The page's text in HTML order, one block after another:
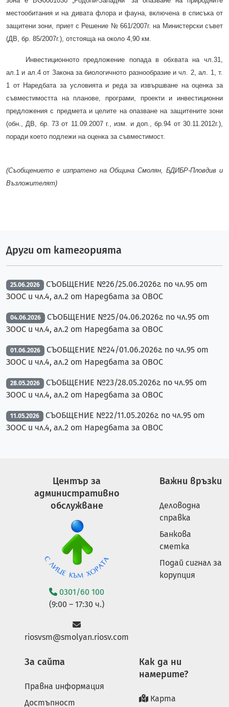
местообитания и на дивата флора и фауна, включена в списъка от
защитени зони, приет с Решение № 661/2007г. на Министерски съвет
(ДВ, бр. 85/2007г.), отстояща на около 4,90 км.
Инвестиционното предложение попада в обхвата на чл.31,
ал.1 и ал.4 от Закона за биологичното разнообразие и чл. 2, ал. 1, т.
1 от Наредбата за условията и реда за извършване на оценка за
съвместимостта на планове, програми, проекти и инвестиционни
предложения с предмета и целите на опазване на защитените зони
(обн., ДВ, бр. 73 от 11.09.2007 г., изм. и доп., бр.94 от 30.11.2012г.),
поради което подлежи на оценка за съвместимост.
(Съобщението е изпратено на Община Смолян, БДИБР-Пловдив и
Възложителят)
Други от категорията
25.06.2026
СЪОБЩЕНИЕ №26/25.06.2026г. по чл.95 от
ЗООС и чл.4, ал.2 от Наредбата за ОВОС
04.06.2026
СЪОБЩЕНИЕ №25/04.06.2026г. по чл.95 от
ЗООС и чл.4, ал.2 от Наредбата за ОВОС
01.06.2026
СЪОБЩЕНИЕ №24/01.06.2026г. по чл.95 от
ЗООС и чл.4, ал.2 от Наредбата за ОВОС
28.05.2026
СЪОБЩЕНИЕ №23/28.05.2026г. по чл.95 от
ЗООС и чл.4, ал.2 от Наредбата за ОВОС
11.05.2026
СЪОБЩЕНИЕ №22/11.05.2026г. по чл.95 от
ЗООС и чл.4, ал.2 от Наредбата за ОВОС
Център за
административно
обслужване
0301/60 100
(9:00 – 17:30 ч.)
riosvsm@smolyan.riosv.com
Важни връзки
Деловодна
справка
Банкова
сметка
Подай сигнал за
корупция
За сайта
Правна информация
Достъпност
Как да ни
намерите?
Карта